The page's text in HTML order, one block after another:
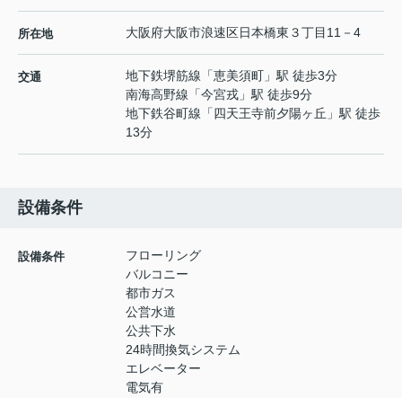
所在地 大阪府大阪市浪速区日本橋東 ３丁目11－4
交通 地下鉄堺筋線 「恵美須町 」駅 徒歩3分
南海高野線 「今宮戎 」駅 徒歩9分
地下鉄谷町線 「四天王寺前夕陽ヶ丘 」駅 徒歩
13分
設備条件
設備条件
フローリング
バルコニー
都市ガス
公営水道
公共下水
24時間換気システム
エレベーター
電気有